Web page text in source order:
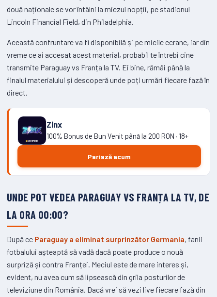
două naționale se vor întâlni la miezul nopții, pe stadionul
Lincoln Financial Field, din Philadelphia.
Această confruntare va fi disponibilă și pe micile ecrane, iar din
vreme ce ai accesat acest material, probabil te întrebi cine
transmite Paraguay vs Franța la TV. Ei bine, rămâi până la
finalul materialului și descoperă unde poți urmări fiecare fază în
direct.
Zinx
100% Bonus de Bun Venit până la 200 RON · 18+
Pariază acum
UNDE POT VEDEA PARAGUAY VS FRANȚA LA TV, DE
LA ORA 00:00?
După ce Paraguay a eliminat surprinzător Germania, fanii
fotbalului așteaptă să vadă dacă poate produce o nouă
surpriză și contra Franței. Meciul este de mare interes și,
evident, nu avea cum să lipsească din grila posturilor de
televiziune din România. Dacă vrei să vezi live fiecare fază din